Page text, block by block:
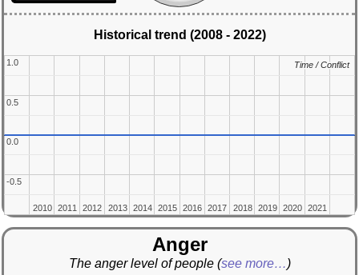
Historical trend (2008 - 2022)
2010
2010 2012
2012 2014
2014 2016
2016 2018
2018 2020
2020
2011
2011 2013
2013 2015
2015 2017
2017 2019
2019 2021
2021
-0.5
-0.5
0.0
0.0
0.5
0.5
1.0
1.0 Time / Conflict
Time / Conflict
Anger
The anger level of people (see more…)